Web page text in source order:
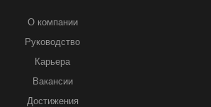
О компании
Руководство
Карьера
Вакансии
Достижения